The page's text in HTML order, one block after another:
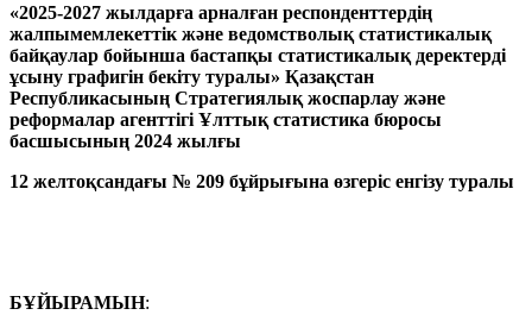
«2025-2027 жылдарға арналған респонденттердің
жалпымемлекеттік және ведомстволық статистикалық
байқаулар бойынша бастапқы статистикалық деректерді
ұсыну графигін бекіту туралы» Қазақстан
Республикасының Стратегиялық жоспарлау және
реформалар агенттігі Ұлттық статистика бюросы
басшысының 2024 жылғы
12 желтоқсандағы № 209 бұйрығына өзгеріс енгізу туралы
БҰЙЫРАМЫН: